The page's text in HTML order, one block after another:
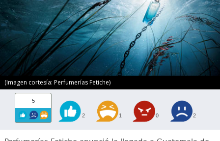
(Imagen cortesía: Perfumerías Fetiche)
5
2 1 0 2